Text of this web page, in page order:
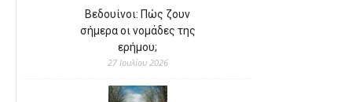
Βεδουίνοι: Πώς ζουν
σήμερα οι νομάδες της
ερήμου;
27 Ιουλίου 2026